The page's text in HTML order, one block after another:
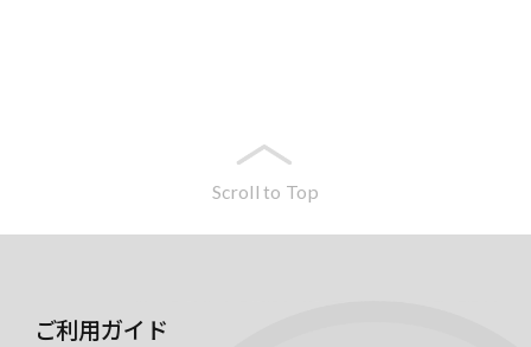
Scroll to Top
ご利用ガイド